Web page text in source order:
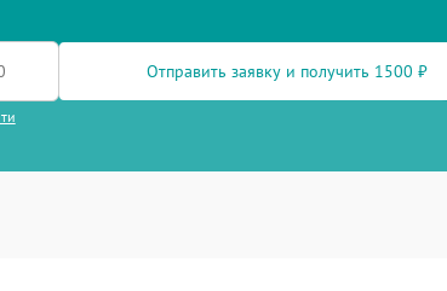
Отправить заявку и получить 1500 ₽